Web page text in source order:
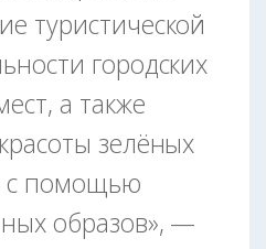
туристической
городских
а также
зелёных
с помощью
образов», —